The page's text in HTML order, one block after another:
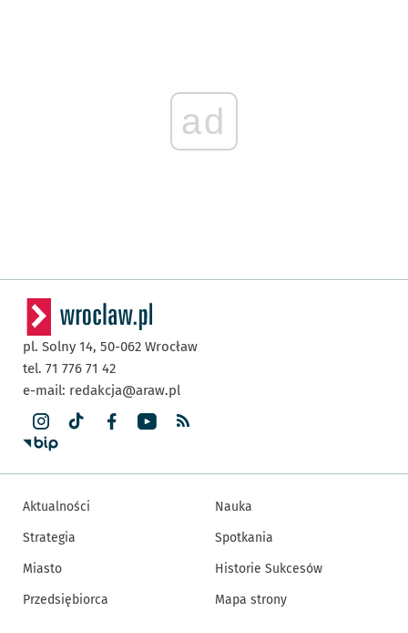
ad
pl. Solny 14, 50-062 Wrocław
tel. 71 776 71 42
e-mail: redakcja@araw.pl
Aktualności
Strategia
Miasto
Przedsiębiorca
Nauka
Spotkania
Historie Sukcesów
Mapa strony